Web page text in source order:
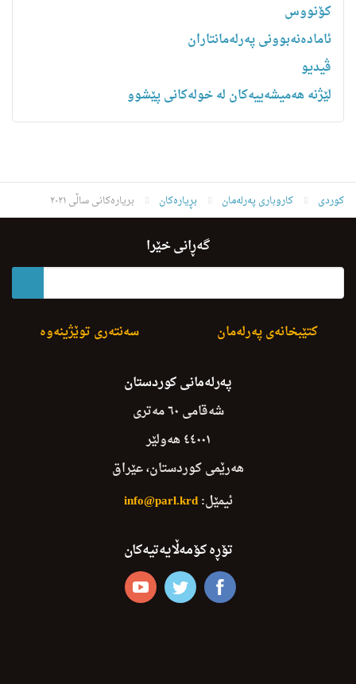
کۆنووس
ئامادەنەبوونی پەرلەمانتاران
ڤیدیو
لێژنە هەمیشەییەکان لە خولەکانی پێشوو
کوردی کاروباری پەرلەمان بڕیارەکان بریارەکانی ساڵی ٢٠٢١
گەڕانی خێرا
سەنتەری توێژینەوە کتێبخانەی پەرلەمان
پەرلەمانی کوردستان
شەقامی ٦٠ مەتری
٤٤٠٠١ هەولێر
هەرێمی کوردستان، عێراق
ئیمێل:info@parl.krd
تۆڕە کۆمەڵایەتیەکان